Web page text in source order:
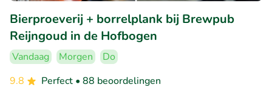
Bierproeverij + borrelplank bij Brewpub
Reijngoud in de Hofbogen
Vandaag Morgen
Do
9.8
Perfect • 88 beoordelingen